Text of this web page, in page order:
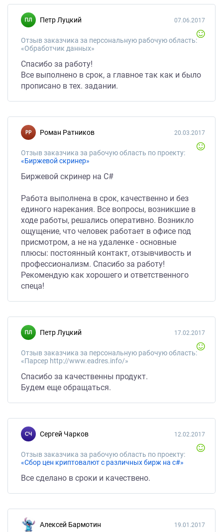
Петр Луцкий
Отзыв заказчика за персональную рабочую область:
«Обработчик данных»
07.06.2017
Спасибо за работу!
Все выполнено в срок, а главное так как и было
прописано в тех. задании.
Роман Ратников
Отзыв заказчика за рабочую область по проекту:
«Биржевой скринер»
20.03.2017
Биржевой скринер на C#
Работа выполнена в срок, качественно и без
единого нарекания. Все вопросы, возникшие в
ходе работы, решались оперативно. Возникло
ощущение, что человек работает в офисе под
присмотром, а не на удаленке - основные
плюсы: постоянный контакт, отзывчивость и
профессионализм. Спасибо за работу!
Рекомендую как хорошего и ответственного
спеца!
Петр Луцкий
Отзыв заказчика за персональную рабочую область:
«Парсер http://www.eadres.info/»
17.02.2017
Спасибо за качественны продукт.
Будем еще обращаться.
Сергей Чарков
Отзыв заказчика за рабочую область по проекту:
«Сбор цен криптовалют с различных бирж на с#»
12.02.2017
Все сделано в сроки и качествено.
Алексей Бармотин 19.01.2017